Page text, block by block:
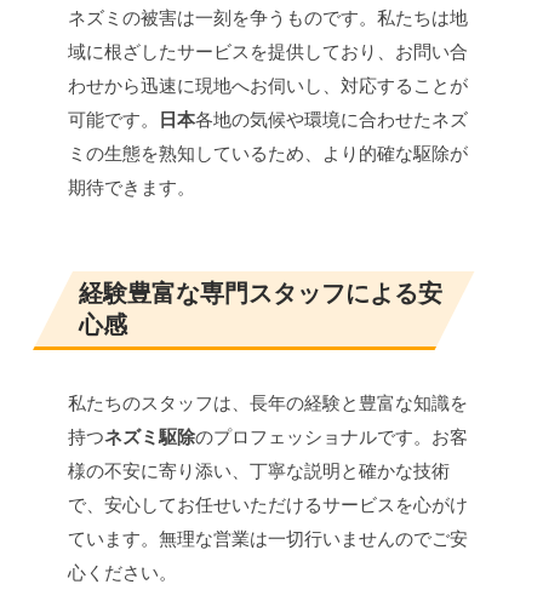
ネズミの被害は一刻を争うものです。私たちは地
域に根ざしたサービスを提供しており、お問い合
わせから迅速に現地へお伺いし、対応することが
可能です。
日本各地の気候や環境に合わせたネズ
ミの生態を熟知しているため、より的確な駆除が
期待できます。
経験豊富な専門スタッフによる安
心感
私たちのスタッフは、長年の経験と豊富な知識を
持つネズミ駆除のプロフェッショナルです。お客
様の不安に寄り添い、丁寧な説明と確かな技術
で、安心してお任せいただけるサービスを心がけ
ています。無理な営業は一切行いませんのでご安
心ください。